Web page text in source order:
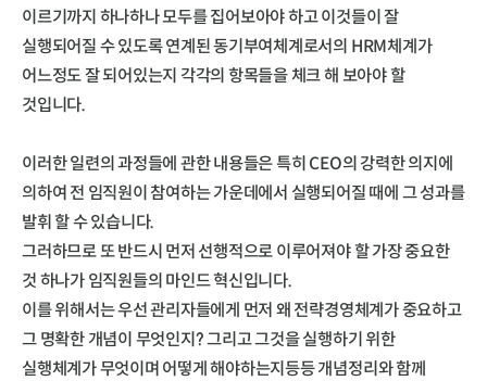
이르기까지 하나하나 모두를 집어보아야 하고 이것들이 잘
실행되어질 수 있도록 연계된 동기부여체계로서의 HRM체계가
어느정도 잘 되어있는지 각각의 항목들을 체크 해 보아야 할
것입니다.
이러한 일련의 과정들에 관한 내용들은 특히 CEO의 강력한 의지에
의하여 전 임직원이 참여하는 가운데에서 실행되어질 때에 그 성과를
발휘 할 수 있습니다.
그러하므로 또 반드시 먼저 선행적으로 이루어져야 할 가장 중요한
것 하나가 임직원들의 마인드 혁신입니다.
이를 위해서는 우선 관리자들에게 먼저 왜 전략경영체계가 중요하고
그 명확한 개념이 무엇인지? 그리고 그것을 실행하기 위한
실행체계가 무엇이며 어떻게 해야하는지등등 개념정리와 함께